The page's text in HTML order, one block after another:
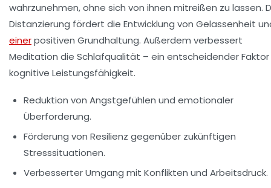
wahrzunehmen, ohne sich von ihnen mitreißen zu lassen.
Distanzierung fördert die Entwicklung von Gelassenheit
einerpositiven Grundhaltung. Außerdem verbessert
Meditation die Schlafqualität – ein entscheidender
kognitive Leistungsfähigkeit.
Reduktion von Angstgefühlen und emotionaler
Überforderung.
Förderung von Resilienz gegenüber zukünftigen
Stresssituationen.
Verbesserter Umgang mit Konflikten und Arbeitsdruck.